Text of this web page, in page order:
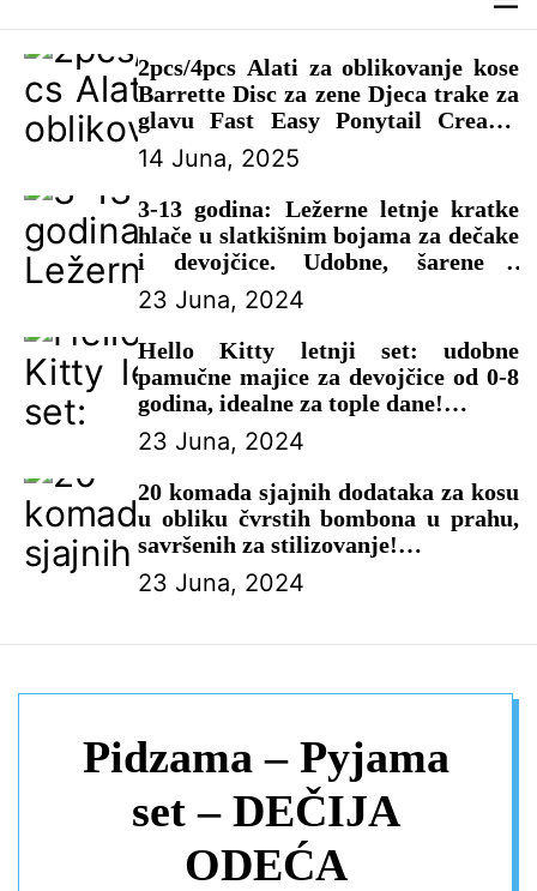
M
e
n
u
2pcs/4pcs Alati za oblikovanje kose
Barrette Disc za zene Djeca trake za
glavu Fast Easy Ponytail Creator
dodaci za kosu – DEČIJI
KOMPLETI
14 Juna, 2025
3-13 godina: Ležerne letnje kratke
hlače u slatkišnim bojama za dečake
i devojčice. Udobne, šarene i
savršene za tople dane!
– DEČIJE PANTALONE
23 Juna, 2024
Hello Kitty letnji set: udobne
pamučne majice za devojčice od 0-8
godina, idealne za tople dane!
– DEČIJA ODEĆA
23 Juna, 2024
20 komada sjajnih dodataka za kosu
u obliku čvrstih bombona u prahu,
savršenih za stilizovanje!
– DEČIJI KOMPLETI
23 Juna, 2024
Pidzama – Pyjama
set – DEČIJA
ODEĆA